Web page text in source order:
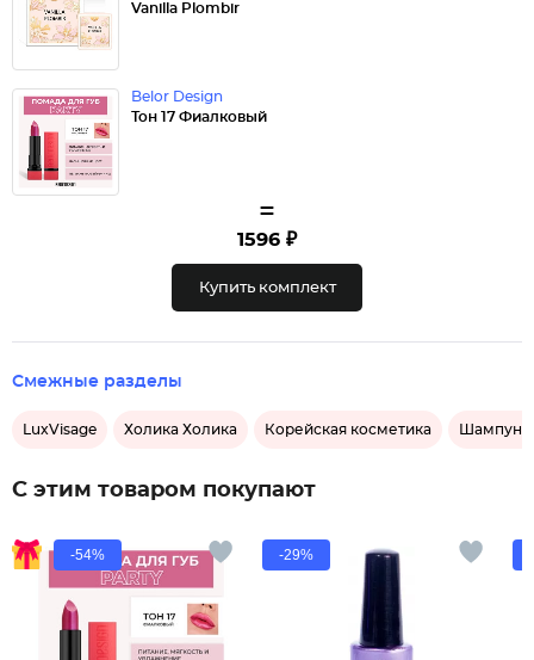
Vanilla Plombir
Belor Design
Тон 17 Фиалковый
=
1596 ₽
Купить комплект
Смежные разделы
LuxVisage Холика Холика Корейская косметика Шампунь
С этим товаром покупают
-54% -29%